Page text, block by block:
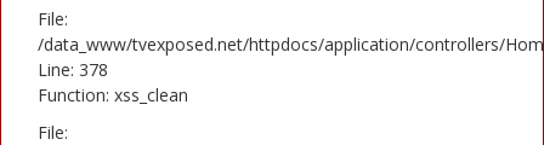
File:
/data_www/tvexposed.net/httpdocs/application/controllers/
Line: 378
Function: xss_clean
File:
TV Serije
Filmovi
Glumci